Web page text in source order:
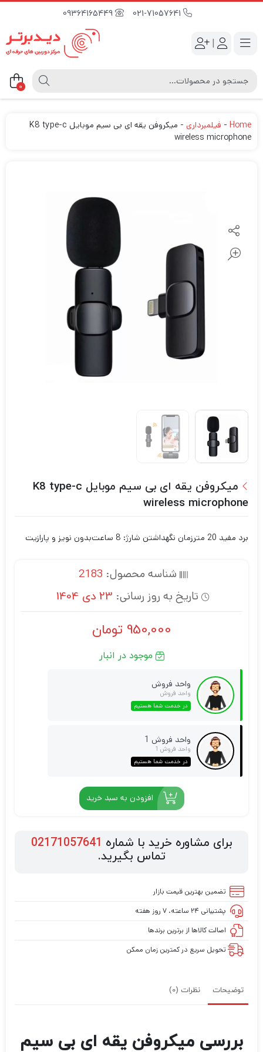
09364165449
|
0
Home
- فیلمبرداری -
میکروفن یقه ای بی سیم موبایل K8 type-c
wireless microphone
میکروفن یقه ای بی سیم موبایل K8 type-c
wireless microphone
برد مفید 20 متر زمان نگهداشتن شارژ: 8 ساعت بدون نویز و پارازیت
شناسه محصول: 2183
تاریخ به روز رسانی: 23 دی 1404
950,000 تومان
موجود در انبار
واحد فروش
واحد فروش
در خدمت شما هستیم
واحد فروش 1
واحد فروش 1
در خدمت شما هستیم
افزودن به سبد خرید
برای مشاوره خرید با شماره 02171057641
تماس بگیرید.
تضمین بهترین قیمت بازار
پشتیبانی ۲۴ ساعته، ۷ روز هفته
اصالت کالاها از برترین برندها
تحویل سریع در کمترین زمان ممکن
توضیحات نظرات (0)
بررسی میکروفن یقه ای بی سیم